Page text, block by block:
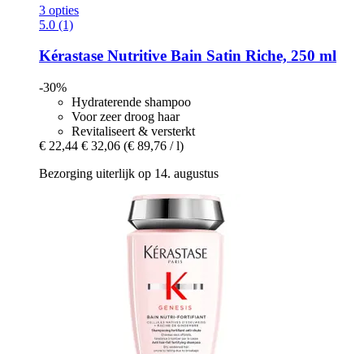
3 opties
5.0 (1)
Kérastase Nutritive Bain Satin Riche, 250 ml
-30%
Hydraterende shampoo
Voor zeer droog haar
Revitaliseert & versterkt
€ 22,44 € 32,06 (€ 89,76 / l)
Bezorging uiterlijk op 14. augustus